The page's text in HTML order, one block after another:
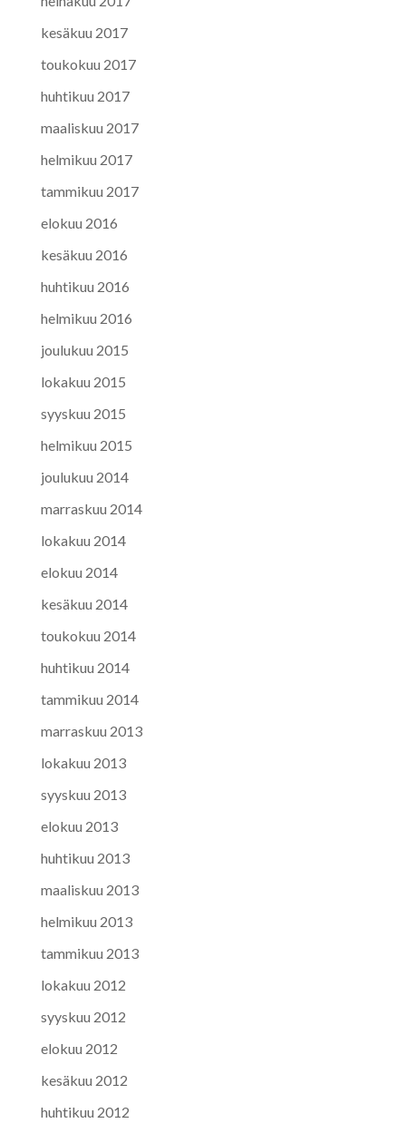
kesäkuu 2017
toukokuu 2017
huhtikuu 2017
maaliskuu 2017
helmikuu 2017
tammikuu 2017
elokuu 2016
kesäkuu 2016
huhtikuu 2016
helmikuu 2016
joulukuu 2015
lokakuu 2015
syyskuu 2015
helmikuu 2015
joulukuu 2014
marraskuu 2014
lokakuu 2014
elokuu 2014
kesäkuu 2014
toukokuu 2014
huhtikuu 2014
tammikuu 2014
marraskuu 2013
lokakuu 2013
syyskuu 2013
elokuu 2013
huhtikuu 2013
maaliskuu 2013
helmikuu 2013
tammikuu 2013
lokakuu 2012
syyskuu 2012
elokuu 2012
kesäkuu 2012
huhtikuu 2012